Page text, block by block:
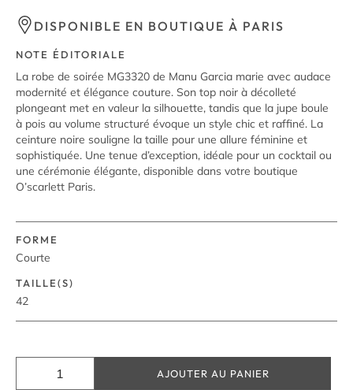
DISPONIBLE EN BOUTIQUE À PARIS
NOTE ÉDITORIALE
La robe de soirée MG3320 de Manu Garcia marie avec audace
modernité et élégance couture. Son top noir à décolleté
plongeant met en valeur la silhouette, tandis que la jupe boule
à pois au volume structuré évoque un style chic et raffiné. La
ceinture noire souligne la taille pour une allure féminine et
sophistiquée. Une tenue d’exception, idéale pour un cocktail ou
une cérémonie élégante, disponible dans votre boutique
O’scarlett Paris.
FORME
Courte
TAILLE(S)
42
AJOUTER AU PANIER